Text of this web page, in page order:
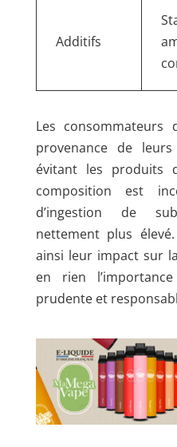
Additifs
Les
provenance de
évitant les produits
composition est
d’ingestion de
nettement plus
ainsi leur impact sur
en rien
prudente et